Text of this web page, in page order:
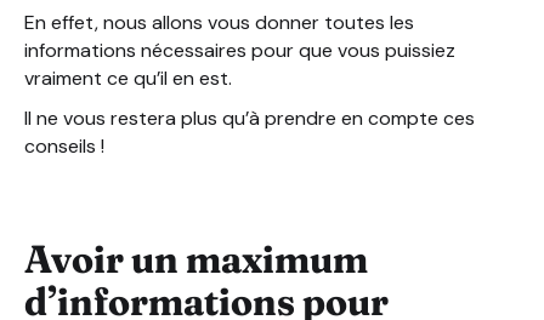
En effet, nous allons vous donner toutes les
informations nécessaires pour que vous puissiez
vraiment ce qu’il en est.
Il ne vous restera plus qu’à prendre en compte ces
conseils !
Avoir un maximum
d’informations pour